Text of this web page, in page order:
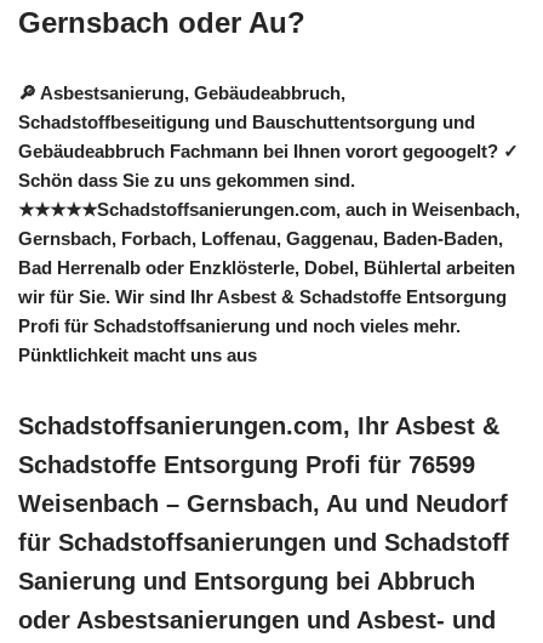
Gernsbach oder Au?
🔎 Asbestsanierung, Gebäudeabbruch,
Schadstoffbeseitigung und Bauschuttentsorgung und
Gebäudeabbruch Fachmann bei Ihnen vorort gegoogelt? ✓
Schön dass Sie zu uns gekommen sind.
★★★★★Schadstoffsanierungen.com, auch in Weisenbach,
Gernsbach, Forbach, Loffenau, Gaggenau, Baden-Baden,
Bad Herrenalb oder Enzklösterle, Dobel, Bühlertal arbeiten
wir für Sie. Wir sind Ihr Asbest & Schadstoffe Entsorgung
Profi für Schadstoffsanierung und noch vieles mehr.
Pünktlichkeit macht uns aus
Schadstoffsanierungen.com, Ihr Asbest &
Schadstoffe Entsorgung Profi für 76599
Weisenbach – Gernsbach, Au und Neudorf
für Schadstoffsanierungen und Schadstoff
Sanierung und Entsorgung bei Abbruch
oder Asbestsanierungen und Asbest- und